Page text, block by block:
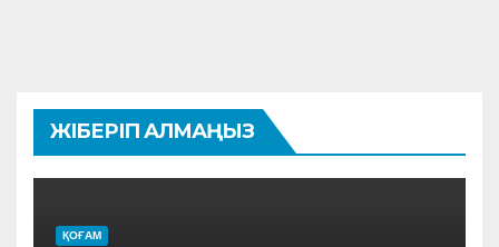
ЖІБЕРІП АЛМАҢЫЗ
ҚОҒАМ